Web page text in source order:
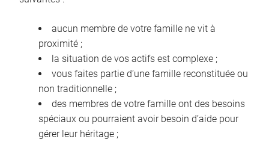
aucun membre de votre famille ne vit à
proximité ;
la situation de vos actifs est complexe ;
vous faites partie d’une famille reconstituée ou
non traditionnelle ;
des membres de votre famille ont des besoins
spéciaux ou pourraient avoir besoin d’aide pour
gérer leur héritage ;